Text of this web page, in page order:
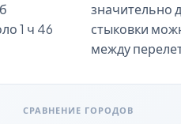
1 ч 46
значительно
стыковки
между
СРАВНЕНИЕ ГОРОДОВ